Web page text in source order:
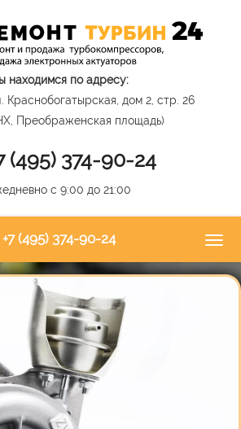
находимся по адресу:
Краснобогатырская, дом 2, стр. 26
Преображенская площадь)
(495) 374-90-24
с 9:00 до 21:00
+7 (495) 374-90-24